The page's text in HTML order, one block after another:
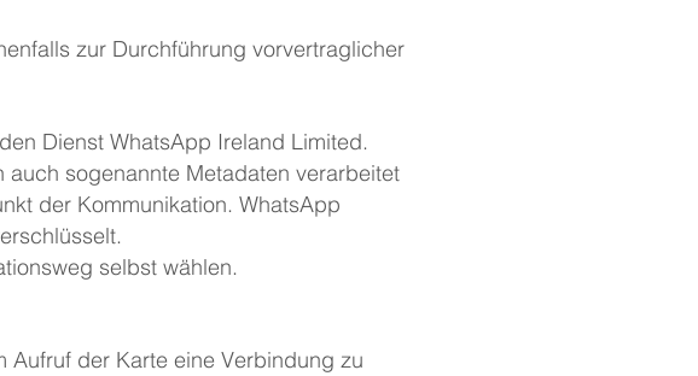
zur Durchführung vorvertraglicher
Dienst WhatsApp Ireland Limited.
sogenannte Metadaten verarbeitet
der Kommunikation. WhatsApp
selbst wählen.
der Karte eine Verbindung zu